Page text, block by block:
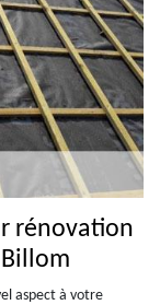
rénovation
aspect à votre